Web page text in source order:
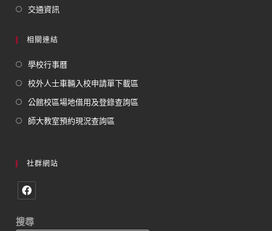
交通資訊
相關連結
學校行事曆
校外人士車輛入校申請單下載區
公館校區場地借用及登錄查詢區
師大教室預約現況查詢區
社群網站
搜尋